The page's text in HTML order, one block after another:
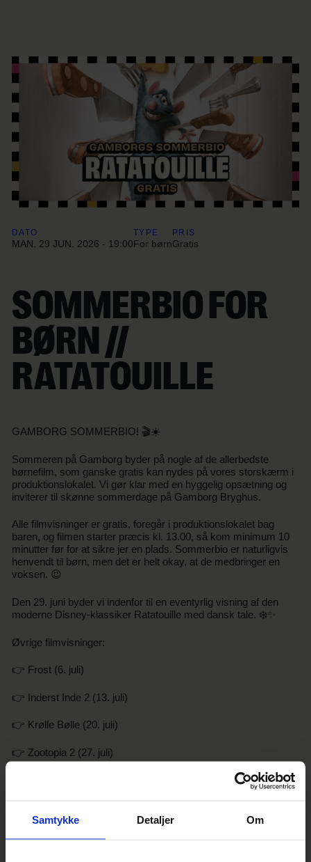
Samtykke Detaljer Om
DATO
MAN. 29 JUN. 2026 - 19:00
TYPE
For børn
PRIS
Gratis
SOMMERBIO FOR
BØRN //
RATATOUILLE
GAMBORG SOMMERBIO! 🎬☀️
Sommeren på Gamborg byder på nogle af de allerbedste
børnefilm, som ganske gratis kan nydes på vores storskærm i
produktionslokalet. Vi gør klar med en hyggelig opsætning og
inviterer til skønne sommerdage på Gamborg Bryghus.
Alle filmvisninger er gratis, foregår i produktionslokalet bag
baren, og filmen starter præcis kl. 13.00, så kom minimum 10
minutter før for at sikre jer en plads. Sommerbio er naturligvis
henvendt til børn, men det er helt okay, at de medbringer en
voksen. 😉
Den 29. juni byder vi indenfor til en eventyrlig visning af den
moderne Disney-klassiker Ratatouille med dansk tale. ❄️✨
Øvrige filmvisninger:
👉 Frost (6. juli)
👉 Inderst Inde 2 (13. juli)
👉 Krølle Bølle (20. juli)
👉 Zootopia 2 (27. juli)
Ude i hallen er det muligt at købe både street food og kolde
❄️ OM RATATOUILLE ❄️